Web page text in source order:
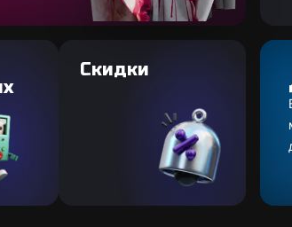
Скидки